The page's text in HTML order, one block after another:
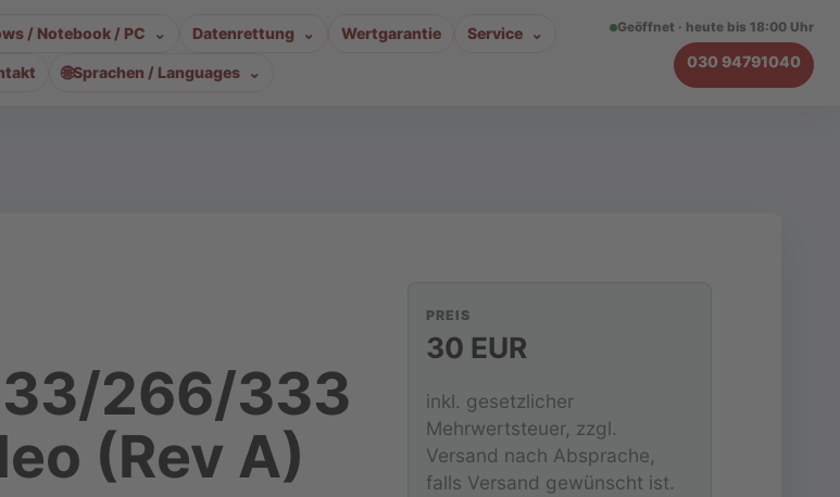
/ Notebook / PC Datenrettung Wertgarantie Service
🌐Sprachen / Languages
Geöffnet · heute bis 18:00 Uhr
030 94791040
266/333
(Rev A)
PREIS
30 EUR
inkl. gesetzlicher
Mehrwertsteuer, zzgl.
Versand nach Absprache,
falls Versand gewünscht ist.